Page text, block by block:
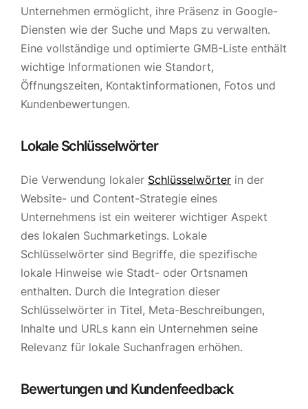
Unternehmen ermöglicht, ihre Präsenz in Google-
Diensten wie der Suche und Maps zu verwalten.
Eine vollständige und optimierte GMB-Liste enthält
wichtige Informationen wie Standort,
Öffnungszeiten, Kontaktinformationen, Fotos und
Kundenbewertungen.
Lokale Schlüsselwörter
Die Verwendung lokaler Schlüsselwörter in der
Website- und Content-Strategie eines
Unternehmens ist ein weiterer wichtiger Aspekt
des lokalen Suchmarketings. Lokale
Schlüsselwörter sind Begriffe, die spezifische
lokale Hinweise wie Stadt- oder Ortsnamen
enthalten. Durch die Integration dieser
Schlüsselwörter in Titel, Meta-Beschreibungen,
Inhalte und URLs kann ein Unternehmen seine
Relevanz für lokale Suchanfragen erhöhen.
Bewertungen und Kundenfeedback